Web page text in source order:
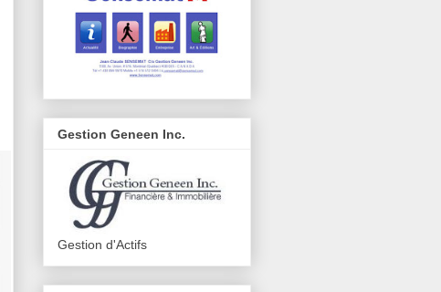
Gestion Geneen Inc.
Gestion d'Actifs